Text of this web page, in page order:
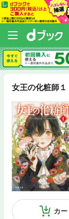
女王の化粧師１
カ